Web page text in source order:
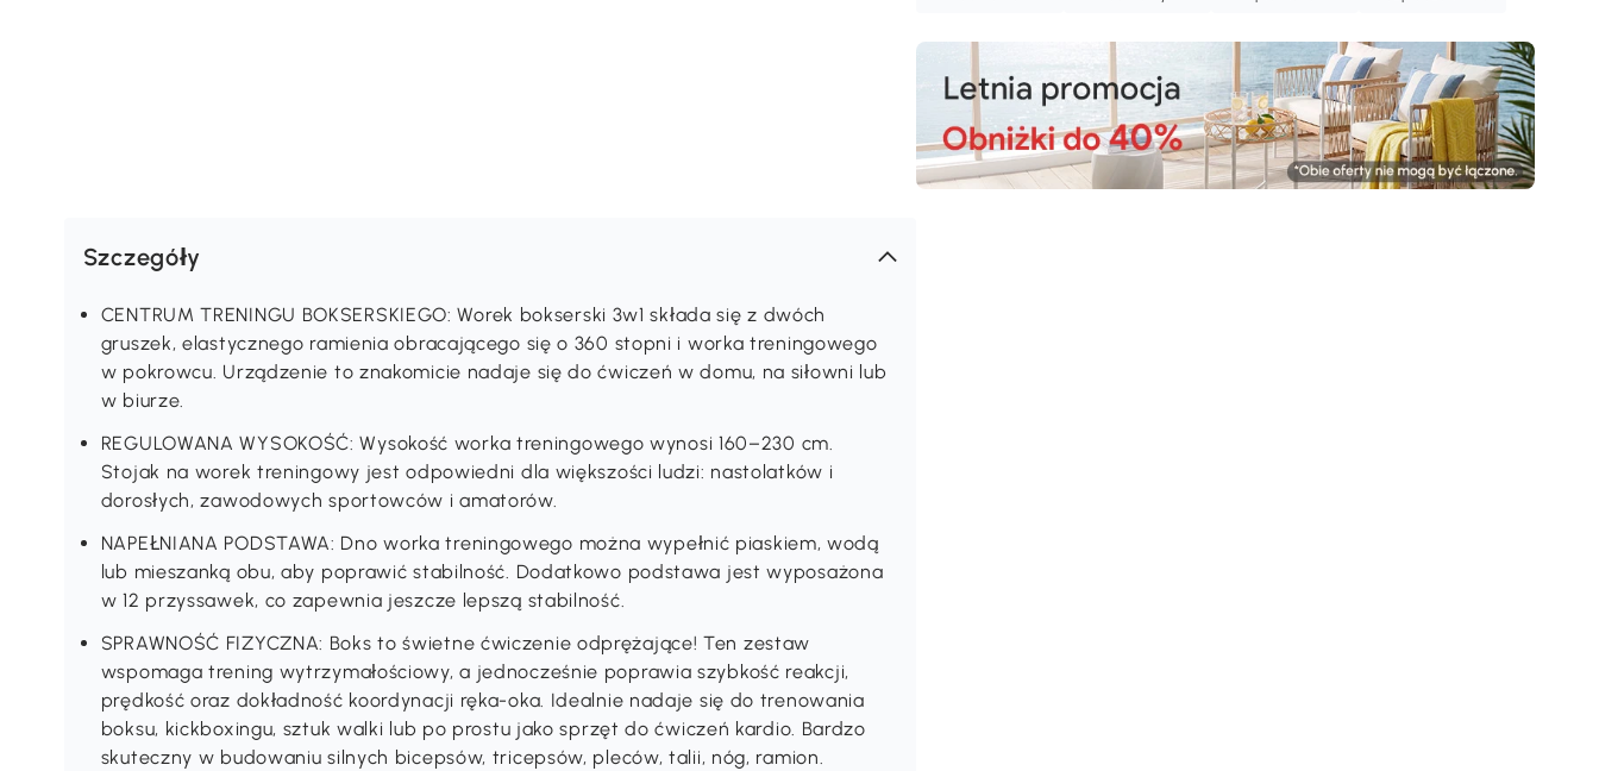
Szczegóły
CENTRUM TRENINGU BOKSERSKIEGO: Worek bokserski 3w1 składa się z dwóch
gruszek, elastycznego ramienia obracającego się o 360 stopni i worka treningowego
w pokrowcu. Urządzenie to znakomicie nadaje się do ćwiczeń w domu, na siłowni lub
w biurze.
REGULOWANA WYSOKOŚĆ: Wysokość worka treningowego wynosi 160–230 cm.
Stojak na worek treningowy jest odpowiedni dla większości ludzi: nastolatków i
dorosłych, zawodowych sportowców i amatorów.
NAPEŁNIANA PODSTAWA: Dno worka treningowego można wypełnić piaskiem, wodą
lub mieszanką obu, aby poprawić stabilność. Dodatkowo podstawa jest wyposażona
w 12 przyssawek, co zapewnia jeszcze lepszą stabilność.
SPRAWNOŚĆ FIZYCZNA: Boks to świetne ćwiczenie odprężające! Ten zestaw
wspomaga trening wytrzymałościowy, a jednocześnie poprawia szybkość reakcji,
prędkość oraz dokładność koordynacji ręka-oka. Idealnie nadaje się do trenowania
boksu, kickboxingu, sztuk walki lub po prostu jako sprzęt do ćwiczeń kardio. Bardzo
skuteczny w budowaniu silnych bicepsów, tricepsów, pleców, talii, nóg, ramion.